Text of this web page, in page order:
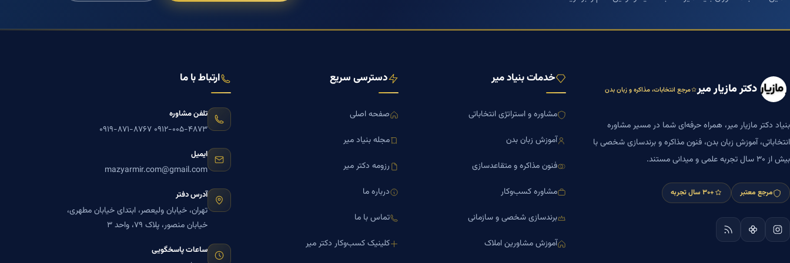
دکتر مازیار میر مرجع انتخابات، مذاکره و زبان بدن
بنیاد دکتر مازیار میر، همراه حرفه‌ای شما در مسیر مشاوره
انتخاباتی، آموزش زبان بدن، فنون مذاکره و برندسازی شخصی با
بیش از ۳۰ سال تجربه علمی و میدانی مستند.
مرجع معتبر +۳۰ سال تجربه
خدمات بنیاد میر
مشاوره و استراتژی انتخاباتی
آموزش زبان بدن
فنون مذاکره و متقاعدسازی
مشاوره کسب‌وکار
برندسازی شخصی و سازمانی
آموزش مشاورین املاک
دسترسی سریع
صفحه اصلی
مجله بنیاد میر
رزومه دکتر میر
درباره ما
تماس با ما
کلینیک کسب‌وکار دکتر میر
ارتباط با ما
تلفن مشاوره
۰۹۱۲-۰۰۵-۴۸۷۳ ۰۹۱۹-۸۷۱-۸۷۶۷
ایمیل
mazyarmir.com@gmail.com
آدرس دفتر
تهران، خیابان ولیعصر، ابتدای خیابان مطهری،
خیابان منصور، پلاک ۷۹، واحد ۳
ساعات پاسخگویی